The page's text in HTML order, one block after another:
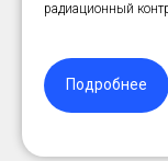
радиационный
Подробнее